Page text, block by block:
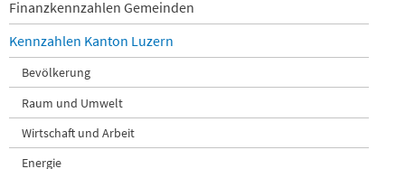
Finanzkennzahlen Gemeinden
Kennzahlen Kanton Luzern
Bevölkerung
Raum und Umwelt
Wirtschaft und Arbeit
Energie